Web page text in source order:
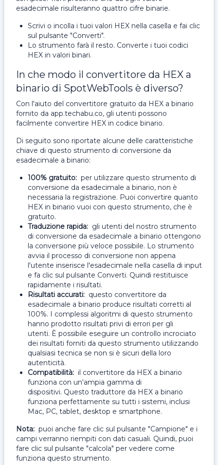
esadecimale risulteranno quattro cifre binarie.
Scrivi o incolla i tuoi valori HEX nella casella e fai clic
sul pulsante "Converti".
Lo strumento farà il resto. Converte i tuoi codici
HEX in valori binari.
In che modo il convertitore da HEX a
binario di SpotWebTools è diverso?
Con l'aiuto del convertitore gratuito da HEX a binario
fornito da app.techabu.co, gli utenti possono
facilmente convertire HEX in codice binario.
Di seguito sono riportate alcune delle caratteristiche
chiave di questo strumento di conversione da
esadecimale a binario:
100% gratuito: per utilizzare questo strumento di
conversione da esadecimale a binario, non è
necessaria la registrazione. Puoi convertire quanto
HEX in binario vuoi con questo strumento, che è
gratuito.
Traduzione rapida: gli utenti del nostro strumento
di conversione da esadecimale a binario ottengono
la conversione più veloce possibile. Lo strumento
avvia il processo di conversione non appena
l'utente inserisce l'esadecimale nella casella di input
e fa clic sul pulsante Converti. Quindi restituisce
rapidamente i risultati.
Risultati accurati: questo convertitore da
esadecimale a binario produce risultati corretti al
100%. I complessi algoritmi di questo strumento
hanno prodotto risultati privi di errori per gli
utenti. È possibile eseguire un controllo incrociato
dei risultati forniti da questo strumento utilizzando
qualsiasi tecnica se non si è sicuri della loro
autenticità.
Compatibilità: il convertitore da HEX a binario
funziona con un'ampia gamma di
dispositivi. Questo traduttore da HEX a binario
funziona perfettamente su tutti i sistemi, inclusi
Mac, PC, tablet, desktop e smartphone.
Nota: puoi anche fare clic sul pulsante "Campione" e i
campi verranno riempiti con dati casuali. Quindi, puoi
fare clic sul pulsante "calcola" per vedere come
funziona questo strumento.